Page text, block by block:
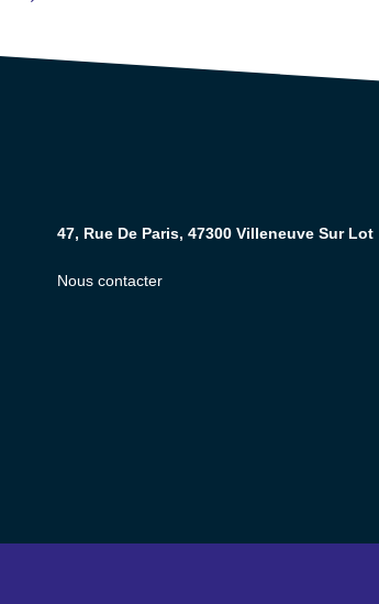
47, Rue De Paris, 47300 Villeneuve Sur Lot
47, Rue De Paris, 47300 Villeneuve Sur Lot
Nous contacter